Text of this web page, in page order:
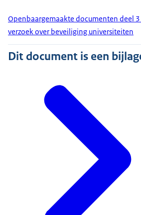
Openbaargemaakte documenten deel
verzoek over beveiliging universiteiten
Dit document is een